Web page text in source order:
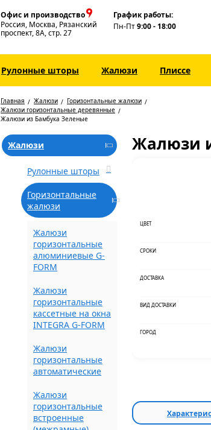
Офис и производство
Россия, Москва, Рязанский
проспект, 8А, стр. 27
График работы:
Пн-Пт9:00 - 18:00
Рулонные шторы Жалюзи Плиссе
Главная Жалюзи
Горизонтальные жалюзи
Жалюзи горизонтальные деревянные
Жалюзи из Бамбука Зеленые
Жалюзи
Рулонные шторы
Горизонтальные
жалюзи
Жалюзи
горизонтальные
алюминиевые G-
FORM
Жалюзи
горизонтальные
кассетные на окна
INTEGRA G-FORM
Жалюзи
горизонтальные
автоматические
Жалюзи
горизонтальные
встроенные
Жалюзи
ЦВЕТ
СРОКИ
ДОСТАВКА
ВИД ДОСТАВКИ
ГОРОД